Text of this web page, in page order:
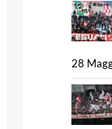
28